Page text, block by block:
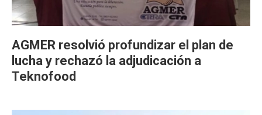
AGMER resolvió profundizar el plan de
lucha y rechazó la adjudicación a
Teknofood